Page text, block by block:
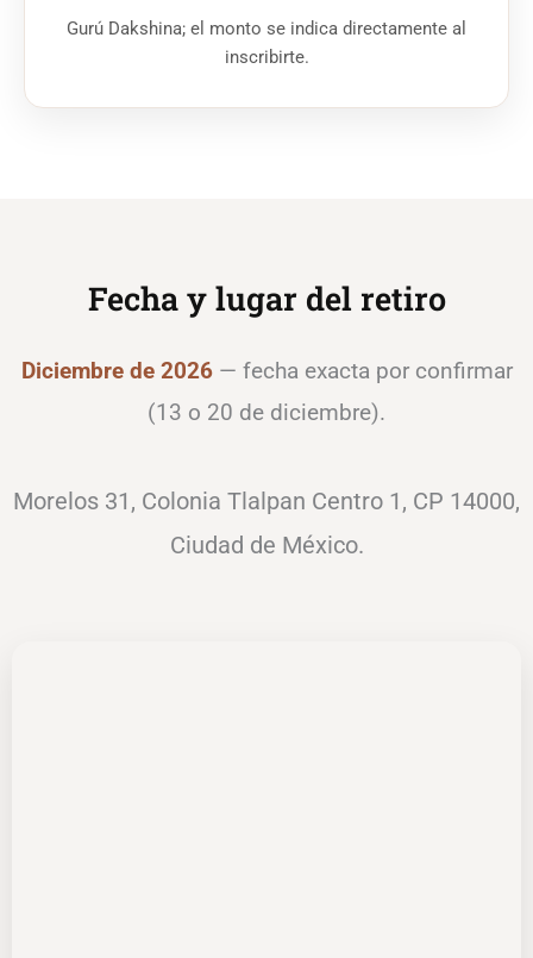
Gurú Dakshina; el monto se indica directamente al
inscribirte.
Fecha y lugar del retiro
Diciembre de 2026— fecha exacta por confirmar
(13 o 20 de diciembre).
Morelos 31, Colonia Tlalpan Centro 1, CP 14000,
Ciudad de México.